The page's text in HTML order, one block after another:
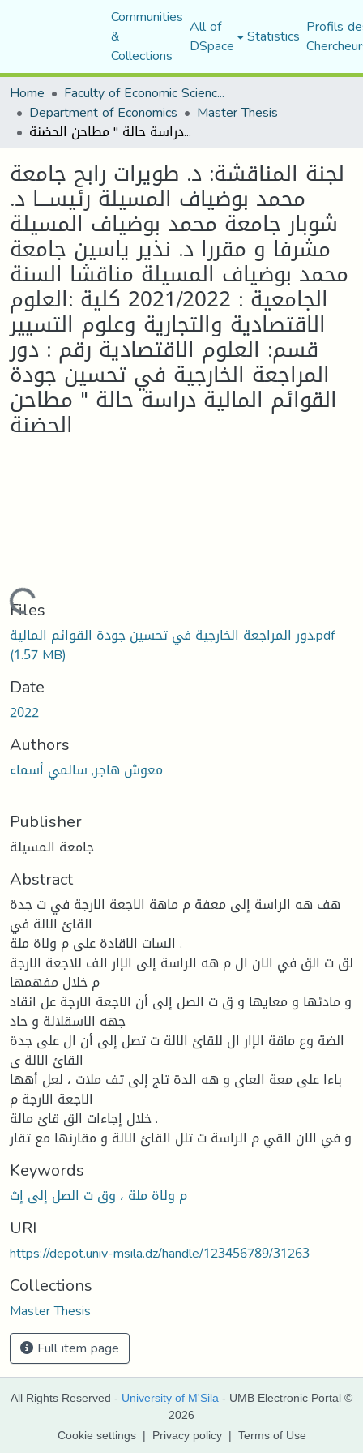
Communities
&
Collections
All of
DSpace Statistics Profils
Home
Faculty of Economic Sciences, Commerce and Management Sciences
Department of Economics Master Thesis
لجنة المناقشة: د. طویرات رابح جامعة محمد بوضیاف المسیلة رئیســـا د. شوبار جامعة محمد بوضیاف المسیلة مشرفا و مقررا د. نذیر یاسین جامعة محمد بوضیاف المسیلة مناقشا السنة الجامعیة : 2021/2022 كلیة :العلوم الاقتصادیة والتجاریة وعلوم التسییر قسم: العلوم الاقتصادیة رقم : دور المراجعة الخارجیة في تحسین جودة القوائم المالیة دراسة حالة " مطاحن الحضنة
لجنة المناقشة: د. طویرات رابح جامعة
محمد بوضیاف المسیلة رئیســـا د.
شوبار جامعة محمد بوضیاف المسیلة
مشرفا و مقررا د. نذیر یاسین جامعة
محمد بوضیاف المسیلة مناقشا السنة
الجامعیة : 2021/2022 كلیة :العلوم
الاقتصادیة والتجاریة وعلوم التسییر
قسم: العلوم الاقتصادیة رقم : دور
المراجعة الخارجیة في تحسین جودة
القوائم المالیة دراسة حالة " مطاحن
الحضنة
Loading...
Files
دور المراجعة الخارجية في تحسين جودة القوائم المالية.pdf
(1.57 MB)
Date
2022
Authors
معوش ھاجر, سالمي أسماء
Publisher
جامعة المسيلة
Abstract
هف هه الراسة إلى معفة م ماهة الاجعة الارجة في ت جدة
القائ الالة في
السات الاقادة على م ولاة ملة .
لق ت الق في الان ال م هه الراسة إلى الإار الف للاجعة الارجة
م خلال مفهمها
و مادئها و معایها و ق ت الصل إلى أن الاجعة الارجة عل انقاد
جهه الاسقلالة و حاد
الضة وع ماقة الإار ال للقائ الالة ت تصل إلى أن ال على جدة
القائ الالة ی
باءا على معة العای و هه الدة تاج إلى تف ملات ، لعل أهها
الاجعة الارجة م
خلال إجاءات الق قائ مالة .
و في الان القي م الراسة ت تلل القائ الالة و مقارنها مع تقار
Keywords
م ولاة ملة ، وق ت الصل إلى إث
URI
https://depot.univ-msila.dz/handle/123456789/31263
Collections
Master Thesis
Full item page
All Rights Reserved - University of M'Sila - UMB Electronic Portal ©
2026
Cookie settings | Privacy policy | Terms of Use